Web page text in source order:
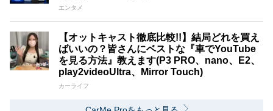
エンタメ
【オットキャスト徹底比較!!】結局どれを買え
ばいいの？皆さんにベストな『車でYouTube
を見る方法』教えます(P3 PRO、nano、E2、
play2videoUltra、Mirror Touch)
カーライフ